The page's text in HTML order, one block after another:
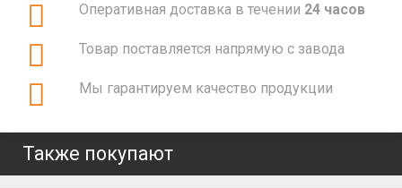
Оперативная доставка в течении 24 часов
Товар поставляется напрямую с завода
Мы гарантируем качество продукции
Также покупают